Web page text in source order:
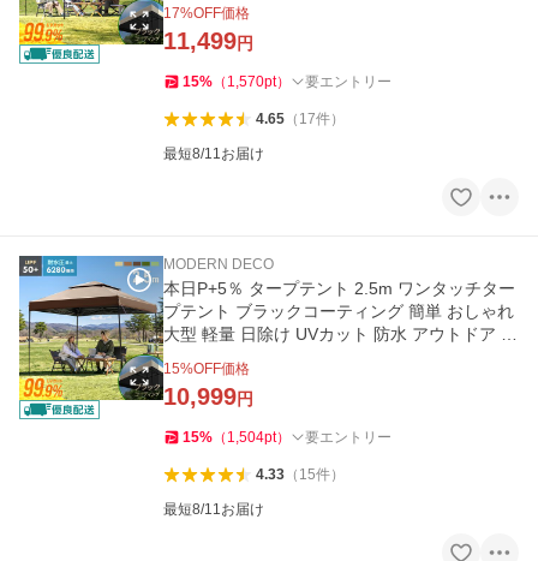
17%OFF価格
11,499円
15% （ 1,570pt） 要エントリー
4.65（ 17件）
最短8/11お届け
MODERN DECO
本日P+5％ タープテント 2.5m ワンタッチター
プテント ブラックコーティング 簡単 おしゃれ
大型 軽量 日除け UVカット 防水 アウトドア 3
15%OFF価格
10,999円
15% （ 1,504pt） 要エントリー
4.33（ 15件）
最短8/11お届け